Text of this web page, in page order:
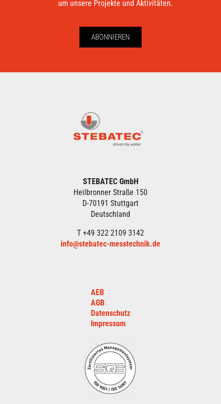
um unsere Projekte und Aktivitäten.
ABONNIEREN
STEBATEC GmbH
Heilbronner Straße 150
D-70191 Stuttgart
Deutschland
T +49 322 2109 3142
info@stebatec-messtechnik.de
AEB
AGB
Datenschutz
Impressum